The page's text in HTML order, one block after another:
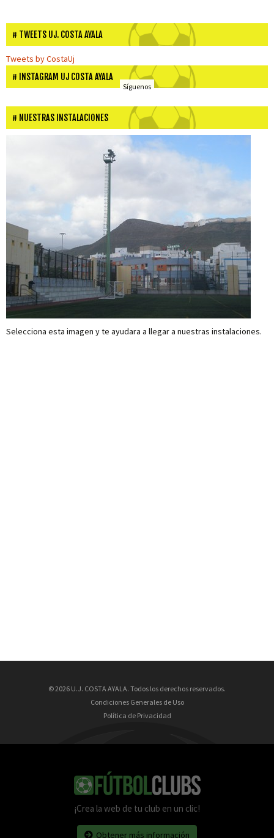
TWEETS UJ. COSTA AYALA
Tweets by CostaUj
INSTAGRAM UJ COSTA AYALA
Síguenos
NUESTRAS INSTALACIONES
Selecciona esta imagen y te ayudara a llegar a nuestras instalaciones.
© 2026 U.J. COSTA AYALA. Todos los derechos reservados.
Condiciones Generales de Uso
Política de Privacidad
¡Crea la web de tu club en un clic!
Obtener más información